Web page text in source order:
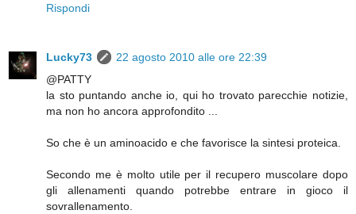
Rispondi
Lucky73
22 agosto 2010 alle ore 22:39
@PATTY
la sto puntando anche io, qui ho trovato parecchie notizie,
ma non ho ancora approfondito ...
So che è un aminoacido e che favorisce la sintesi proteica.
Secondo me è molto utile per il recupero muscolare dopo
gli allenamenti quando potrebbe entrare in gioco il
sovrallenamento.